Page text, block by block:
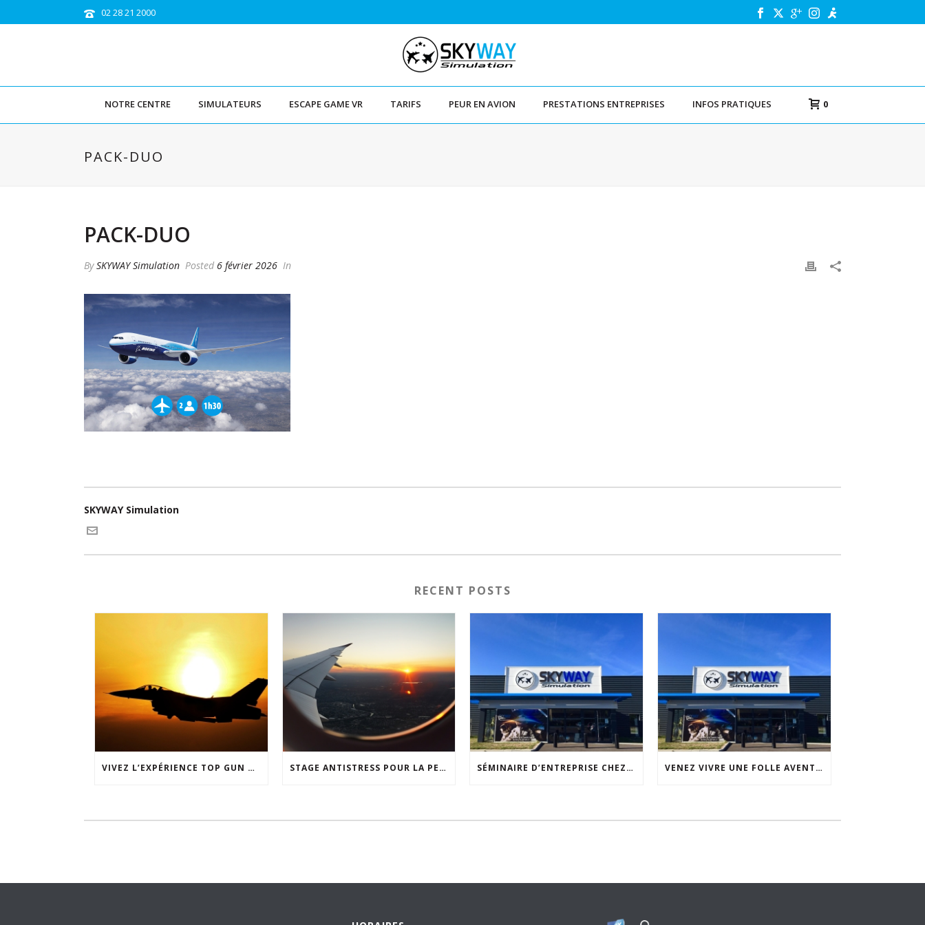
02 28 21 2000
NOTRE CENTRE SIMULATEURS ESCAPE GAME VR TARIFS PEUR EN AVION PRESTATIONS ENTREPRISES INFOS PRATIQUES 0
PACK-DUO
PACK-DUO
BySKYWAY Simulation Posted 6 février 2026 In
SKYWAY Simulation
RECENT POSTS
VIVEZ L’EXPÉRIENCE TOP GUN CHEZ SKYWAY SIMULATION STAGE ANTISTRESS POUR LA PEUR EN AVION : VOYAGEZ SEREINEMENT SÉMINAIRE D’ENTREPRISE CHEZ SKYWAY SIMULATION VENEZ VIVRE UNE FOLLE AVENTURE CHEZ SKYWAY SIMULATION.